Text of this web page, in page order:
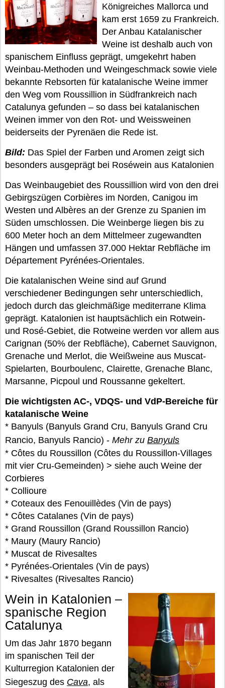
Königreiches Mallorca und
kam erst 1659 zu Frankreich.
Der Anbau Katalanischer
Weine ist deshalb auch von
spanischem Einfluss geprägt, umgekehrt haben
Weinbau-Methoden und Weingeschmack sowie viele
bekannte Rebsorten für katalanische Weine immer
den Weg vom Roussillion in Südfrankreich nach
Catalunya gefunden – so dass bei katalanischen
Weinen immer von den Rot- und Weissweinen
beiderseits der Pyrenäen die Rede ist.
Bild: Das Spiel der Farben und Aromen zeigt sich
besonders ausgeprägt bei Roséwein aus Katalonien
Das Weinbaugebiet des Roussillion wird von den drei
Gebirgszügen Corbières im Norden, Canigou im
Westen und Albères an der Grenze zu Spanien im
Süden umschlossen. Die Weinberge liegen bis zu
600 Meter hoch an dem Mittelmeer zugewandten
Hängen und umfassen 37.000 Hektar Rebfläche im
Département Pyrénées-Orientales.
Die katalanischen Weine sind auf Grund
verschiedener Bedingungen sehr unterschiedlich,
jedoch durch das gleichmäßige mediterrane Klima
geprägt. Katalonien ist hauptsächlich ein Rotwein-
und Rosé-Gebiet, die Rotweine werden vor allem aus
Carignan (50% der Rebfläche), Cabernet Sauvignon,
Grenache und Merlot, die Weißweine aus Muscat-
Spielarten, Bourboulenc, Clairette, Grenache Blanc,
Marsanne, Picpoul und Roussanne gekeltert.
Die wichtigsten AC-, VDQS- und VdP-Bereiche für
katalanische Weine
* Banyuls (Banyuls Grand Cru, Banyuls Grand Cru
Rancio, Banyuls Rancio) - Mehr zu Banyuls
* Côtes du Roussillon (Côtes du Roussillon-Villages
mit vier Cru-Gemeinden) > siehe auch Weine der
Corbieres
* Collioure
* Coteaux des Fenouillèdes (Vin de pays)
* Côtes Catalanes (Vin de pays)
* Grand Roussillon (Grand Roussillon Rancio)
* Maury (Maury Rancio)
* Muscat de Rivesaltes
* Pyrénées-Orientales (Vin de pays)
* Rivesaltes (Rivesaltes Rancio)
Wein in Katalonien –
spanische Region
Catalunya
Um das Jahr 1870 begann
im spanischen Teil der
Kulturregion Katalonien der
Siegeszug des Cava, als